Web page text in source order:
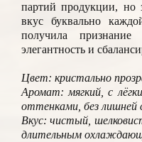
партий продукции, но
вкус буквально
получила
элегантность и
Цвет: кристально
Аромат: мягкий, с
оттенками, без лишней
Вкус: чистый,
длительным